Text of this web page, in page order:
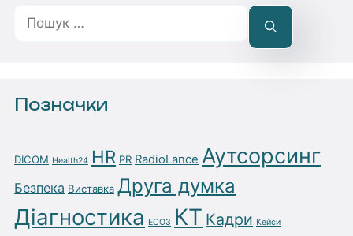
Позначки
DICOM Health24 HR PR RadioLance Аутсорсинг
Безпека Виставка Друга думка
Діагностика ЕСОЗ КТ Кадри Кейси